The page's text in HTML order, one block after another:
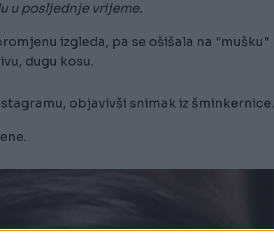
u posljednje vrijeme.
izgleda, pa se ošišala na "mušku"
dugu kosu.
objavivši snimak iz šminkernice.